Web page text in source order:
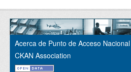
Acerca de Punto de Acceso
CKAN Association